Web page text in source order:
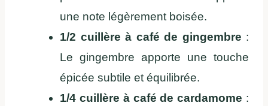
une note légèrement boisée.
1/2 cuillère à café de gingembre :
Le gingembre apporte une touche
épicée subtile et équilibrée.
1/4 cuillère à café de cardamome :